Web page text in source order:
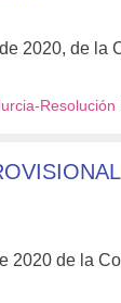
2020, de
Resolución
2020 de la